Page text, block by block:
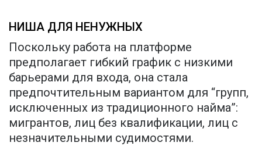
НИША ДЛЯ НЕНУЖНЫХ
Поскольку работа на платформе
предполагает гибкий график с низкими
барьерами для входа, она стала
предпочтительным вариантом для “групп,
исключенных из традиционного найма”:
мигрантов, лиц без квалификации, лиц с
незначительными судимостями.